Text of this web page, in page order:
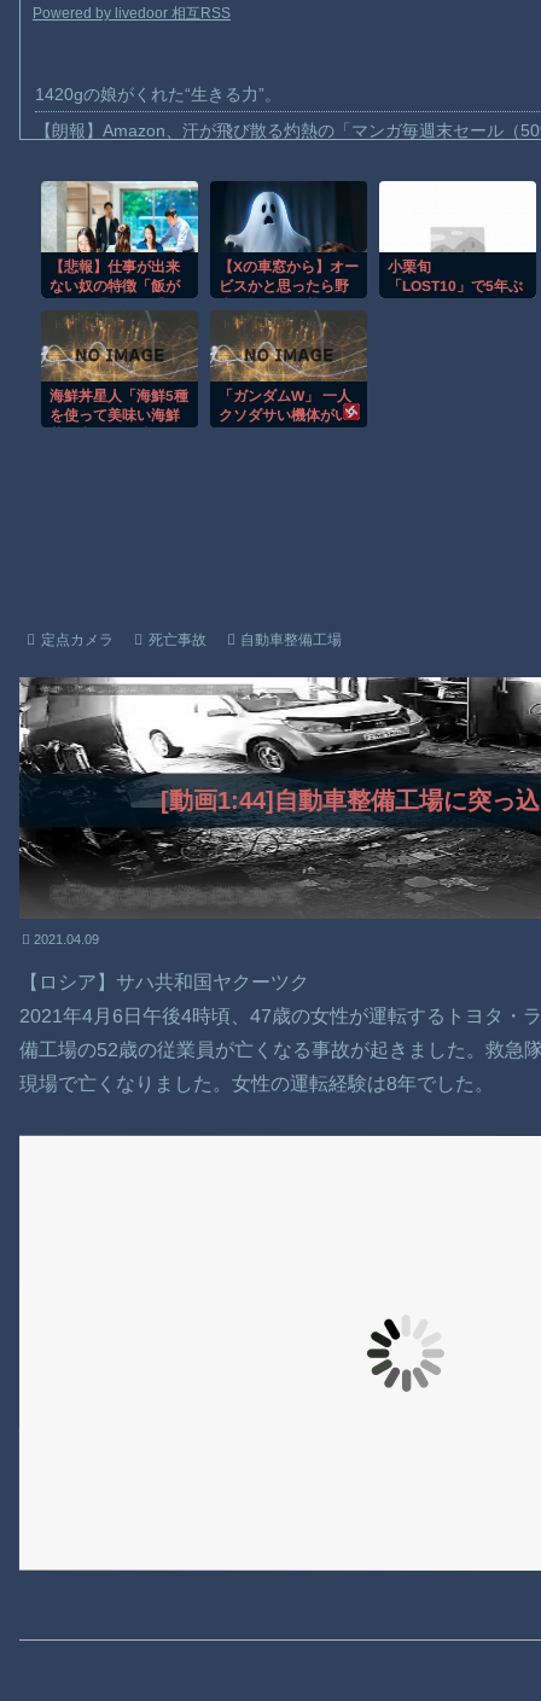
Powered by livedoor 相互RSS
1420gの娘がくれた“生きる力”。
【朗報】Amazon、汗が飛び散る灼熱の「マンガ毎週末セール（
子供向け漫画、謎の闇の大会に参加しがち問題
【動画】ロシアの空挺兵、パラシュートが開かずに墜落してしま
【動画】両方馬鹿（笑）ミニストップでトラックと衝突したドラ
【動画】野菜売りのおじさんにドローンを特攻させるおそロシア
【朗報】大人気漫画「GANTZ」がAmazonでなんと全巻100円ｗ
まだ墓石があるだけマシと見るべきか。今はもう合葬墓ばかり
【悲報】仕事が出来
ない奴の特徴「飯が
ｗｗｗｗｗｗｗｗｗ
ｗ
【Xの車窓から】オー
ビスかと思ったら野
か
小栗旬
「LOST10」で5年ぶ
海鮮丼星人「海鮮5種
を使って美味い海鮮
「ガンダムW」 一人
クソダサい機体がい
定点カメラ 死亡事故 自動車整備工場
[動画1:44]自動車整備工場に突っ
2021.04.09
【ロシア】サハ共和国ヤクーツク
2021年4月6日午後4時頃、47歳の女性が運転するトヨタ・
備工場の52歳の従業員が亡くなる事故が起きました。救急
現場で亡くなりました。女性の運転経験は8年でした。